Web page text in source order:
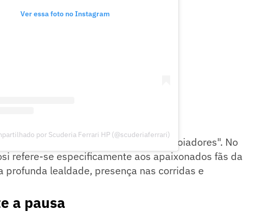
Ver essa foto no Instagram
por Scuderia Ferrari HP (@scuderiaferrari)
palavra italiana para "fãs" ou "apoiadores". No
refere-se especificamente aos apaixonados fãs da
profunda lealdade, presença nas corridas e
a pausa